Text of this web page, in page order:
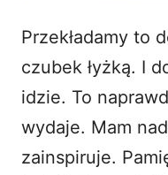
Przekładamy to
czubek łyżką. I
idzie. To
wydaje. Mam
zainspiruje.